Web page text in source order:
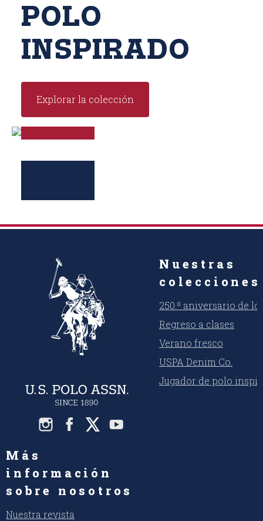
POLO
INSPIRADO
Explorar la colección
Nuestras
colecciones
250.º aniversario de
Regreso a clases
Verano fresco
USPA Denim Co.
Jugador de polo
Más
información
sobre nosotros
Nuestra revista